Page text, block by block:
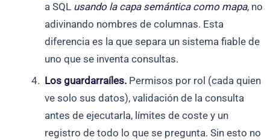
a SQL usando la capa semántica como mapa, no
adivinando nombres de columnas. Esta
diferencia es la que separa un sistema fiable de
uno que se inventa consultas.
Los guardarraíles. Permisos por rol (cada quien
ve solo sus datos), validación de la consulta
antes de ejecutarla, límites de coste y un
registro de todo lo que se pregunta. Sin esto no